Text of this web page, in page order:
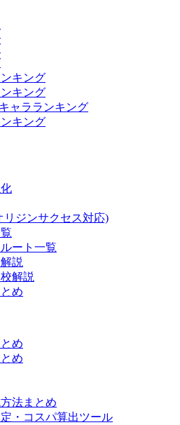
キング
キング
ャラランキング
キング
リジンサクセス対応)
ート一覧
説
解説
め
め
め
法まとめ
・コスパ算出ツール